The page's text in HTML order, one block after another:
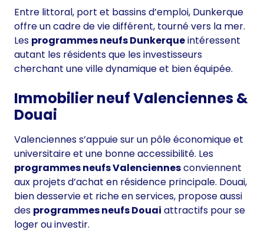
Entre littoral, port et bassins d’emploi, Dunkerque
offre un cadre de vie différent, tourné vers la mer.
Les programmes neufs Dunkerqueintéressent
autant les résidents que les investisseurs
cherchant une ville dynamique et bien équipée.
Immobilier neuf Valenciennes &
Douai
Valenciennes s’appuie sur un pôle économique et
universitaire et une bonne accessibilité. Les
programmes neufs Valenciennesconviennent
aux projets d’achat en résidence principale. Douai,
bien desservie et riche en services, propose aussi
des programmes neufs Douai attractifs pour se
loger ou investir.